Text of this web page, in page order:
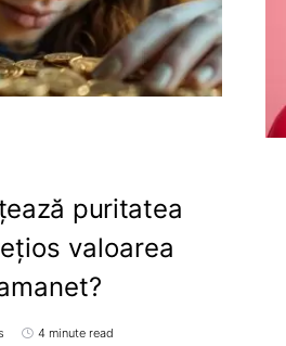
puritatea
valoarea
4 minute read